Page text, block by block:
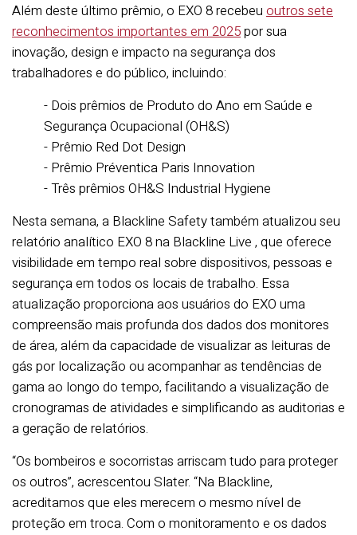
Além deste último prêmio, o EXO 8 recebeu outros sete
reconhecimentos importantes em 2025por sua
inovação, design e impacto na segurança dos
trabalhadores e do público, incluindo:
- Dois prêmios de Produto do Ano em Saúde e
Segurança Ocupacional (OH&S)
- Prêmio Red Dot Design
- Prêmio Préventica Paris Innovation
- Três prêmios OH&S Industrial Hygiene
Nesta semana, a Blackline Safety também atualizou seu
relatório analítico EXO 8 na Blackline Live , que oferece
visibilidade em tempo real sobre dispositivos, pessoas e
segurança em todos os locais de trabalho. Essa
atualização proporciona aos usuários do EXO uma
compreensão mais profunda dos dados dos monitores
de área, além da capacidade de visualizar as leituras de
gás por localização ou acompanhar as tendências de
gama ao longo do tempo, facilitando a visualização de
cronogramas de atividades e simplificando as auditorias e
a geração de relatórios.
“Os bombeiros e socorristas arriscam tudo para proteger
os outros”, acrescentou Slater. “Na Blackline,
acreditamos que eles merecem o mesmo nível de
proteção em troca. Com o monitoramento e os dados